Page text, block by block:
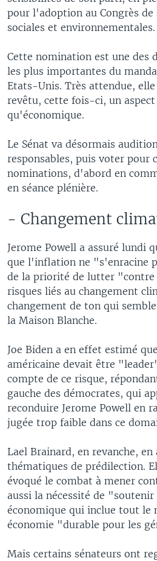
pour l'adoption au Congrès de
sociales et environnementales.
Cette nomination est une des
les plus importantes du
Etats-Unis. Très attendue,
revêtu, cette fois-ci, un
qu'économique.
Le Sénat va désormais
responsables, puis voter pour
nominations, d'abord en
en séance plénière.
- Changement
Jerome Powell a assuré lundi
que l'inflation ne "s'enracine
de la priorité de lutter
risques liés au changement
changement de ton qui
la Maison Blanche.
Joe Biden a en effet estimé
américaine devait être
compte de ce risque,
gauche des démocrates, qui
reconduire Jerome Powell en
jugée trop faible dans ce
Lael Brainard, en revanche,
thématiques de prédilection.
évoqué le combat à mener
aussi la nécessité de "soutenir
économique qui inclue tout le
économie "durable pour les
Mais certains sénateurs ont